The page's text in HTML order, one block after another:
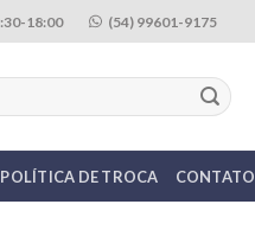
18:00 (54) 99601-9175
POLÍTICA DE TROCA CONTATO